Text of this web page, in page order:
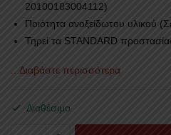
20100183004112)
Ποιότητα ανοξείδωτου υλικού
Τηρεί τα STANDARD
...Διαβάστε περισσότερα
Διαθέσιμο